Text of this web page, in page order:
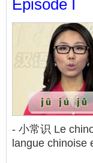
Episode I
- 小常识 Le
langue chinoise